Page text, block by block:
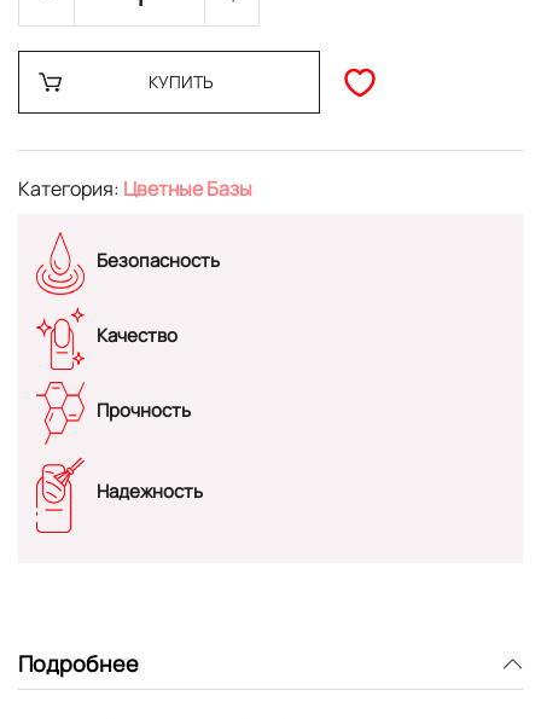
КУПИТЬ
Категория: Цветные Базы
Безопасность
Качество
Прочность
Надежность
Подробнее